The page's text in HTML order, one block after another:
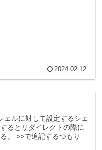
2024.02.12
ェルに対して設定するシェ
るとリダイレクトの際に
。 >>で追記するつもり